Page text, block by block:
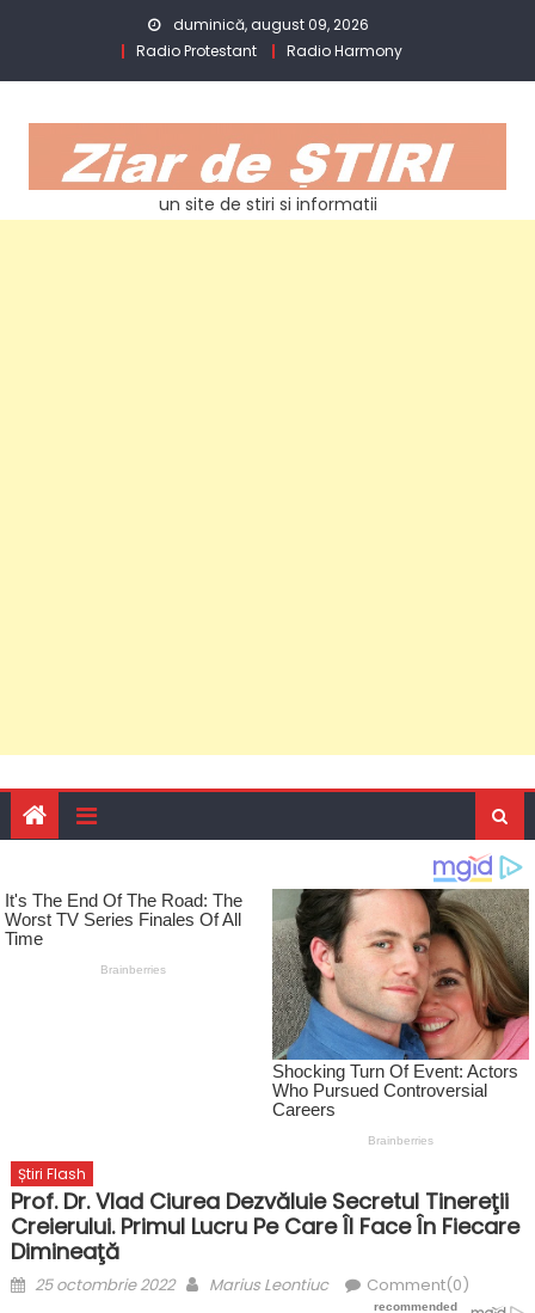
duminică, august 09, 2026
Radio Protestant
Radio Harmony
un site de stiri si informatii
Știri Flash
Prof. Dr. Vlad Ciurea Dezvăluie Secretul Tinereţii
Creierului. Primul Lucru Pe Care Îl Face În Fiecare
Dimineaţă
Posted
25 octombrie 2022 Author
Marius Leontiuc Comment(0)